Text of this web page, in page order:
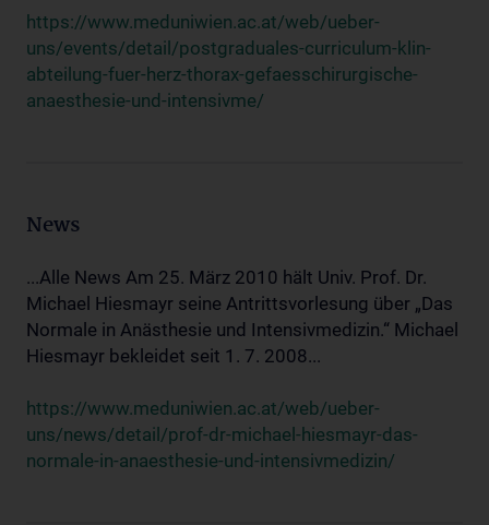
https://www.meduniwien.ac.at/web/ueber-
uns/events/detail/postgraduales-curriculum-klin-
abteilung-fuer-herz-thorax-gefaesschirurgische-
anaesthesie-und-intensivme/
News
...Alle News Am 25. März 2010 hält Univ. Prof. Dr.
Michael Hiesmayr seine Antrittsvorlesung über „Das
Normale in Anästhesie und Intensivmedizin.“ Michael
Hiesmayr bekleidet seit 1. 7. 2008...
https://www.meduniwien.ac.at/web/ueber-
uns/news/detail/prof-dr-michael-hiesmayr-das-
normale-in-anaesthesie-und-intensivmedizin/